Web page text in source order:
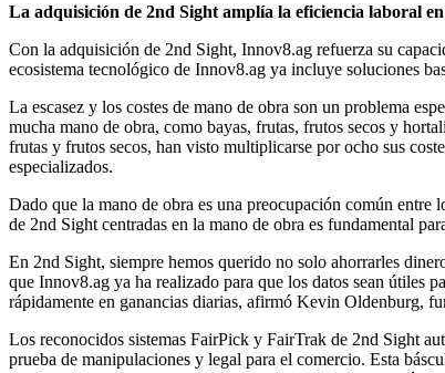
La adquisición de 2nd Sight amplía la eficiencia laboral
Con la adquisición de 2nd Sight, Innov8.ag refuerza su
ecosistema tecnológico de Innov8.ag ya incluye soluciones
La escasez y los costes de mano de obra son un problema
mucha mano de obra, como bayas, frutas, frutos secos y
frutas y frutos secos, han visto multiplicarse por ocho sus
especializados.
Dado que la mano de obra es una preocupación común
de 2nd Sight centradas en la mano de obra es fundamental
En 2nd Sight, siempre hemos querido no solo ahorrarles
que Innov8.ag ya ha realizado para que los datos sean útiles
rápidamente en ganancias diarias, afirmó Kevin Oldenburg,
Los reconocidos sistemas FairPick y FairTrak de 2nd Sight
prueba de manipulaciones y legal para el comercio. Esta